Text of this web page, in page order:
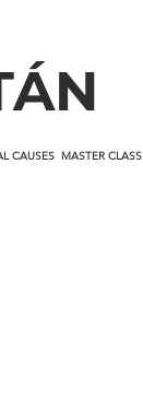
CAUSES MASTER CLASS